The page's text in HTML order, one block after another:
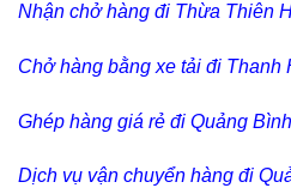
Nhận chở hàng đi Thừa Thiên
Chở hàng bằng xe tải đi Thanh
Ghép hàng giá rẻ đi Quảng Bình
Dịch vụ vận chuyển hàng đi